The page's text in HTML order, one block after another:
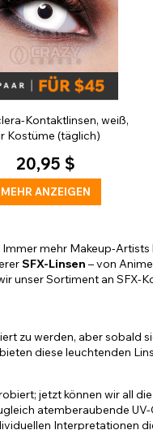
Kontaktlinsen, weiß,
Kostüme (täglich)
20,95 $
MEHR ANZEIGEN
mehr Makeup-
SFX-Linsen – von
unser Sortiment an SFX-
zu werden, aber sobald
diese leuchtenden
jetzt können wir all
atemberaubende
Interpretationen